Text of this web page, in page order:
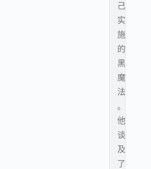
己
实
施
的
黑
魔
法
。
他
谈
及
了